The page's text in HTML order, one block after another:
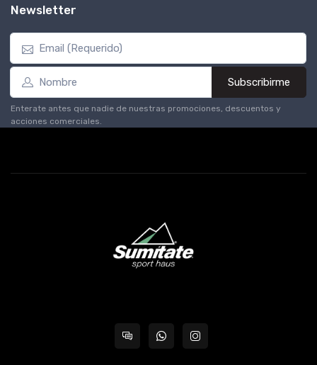
Newsletter
Subscribirme
Enterate antes que nadie de nuestras promociones, descuentos y
acciones comerciales.